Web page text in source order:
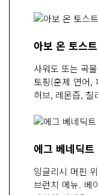
아보 온 토스트
사워도 또는 곡
토핑(훈제 연어,
허브, 레몬즙, 칠
에그 베네딕트
잉글리시 머핀
브런치 메뉴. 베